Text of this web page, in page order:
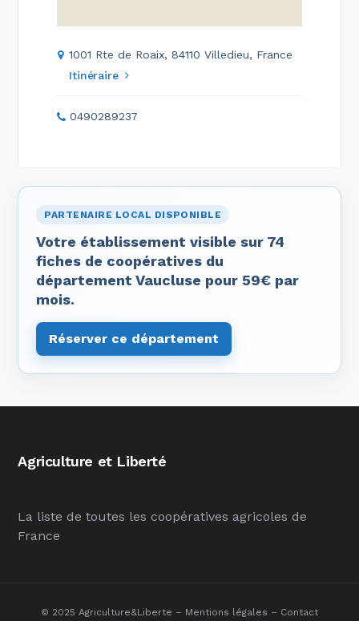
1001 Rte de Roaix, 84110 Villedieu, France
Itinéraire
0490289237
PARTENAIRE LOCAL DISPONIBLE
Votre établissement visible sur 74
fiches de coopératives du
département Vaucluse pour 59€ par
mois.
Réserver ce département
Agriculture et Liberté
La liste de toutes les coopératives agricoles de
France
© 2025 Agriculture&Liberte – Mentions légales – Contact